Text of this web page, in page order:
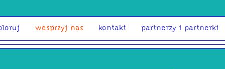
wesprzyj nas kontakt partnerzy i partnerki